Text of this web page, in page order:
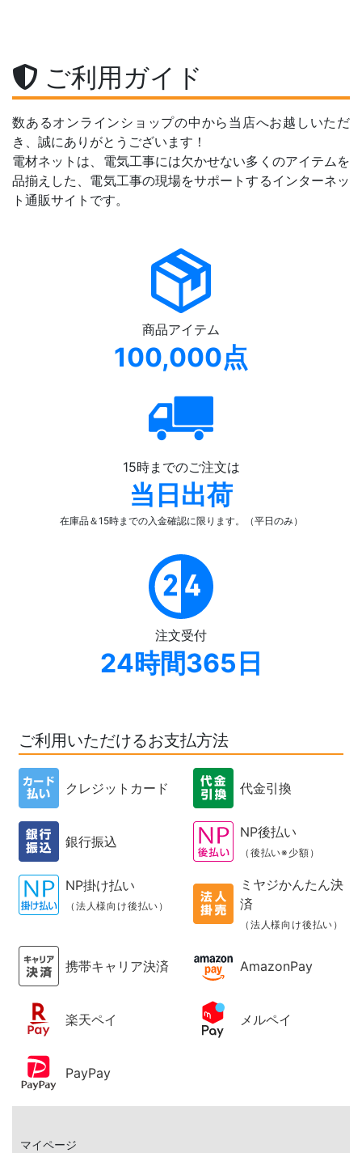
ご利用ガイド
数あるオンラインショップの中から当店へお越しいただ
き、誠にありがとうございます！
電材ネットは、電気工事には欠かせない多くのアイテムを
品揃えした、電気工事の現場をサポートするインターネッ
ト通販サイトです。
商品アイテム
100,000点
15時までのご注文は
当日出荷
在庫品＆15時までの入金確認に限ります。（平日のみ）
注文受付
24時間365日
ご利用いただけるお支払方法
クレジットカード 代金引換
銀行振込
NP後払い
（後払い※少額）
NP掛け払い
（法人様向け後払い）
ミヤジかんたん決
済
（法人様向け後払い）
携帯キャリア決済 AmazonPay
楽天ペイ メルペイ
PayPay
マイページ